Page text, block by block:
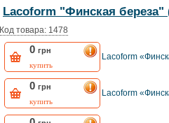
Lacoform "Финская береза"
Код товара: 1478
0 грн
купить
Lacoform
0 грн
купить
Lacoform